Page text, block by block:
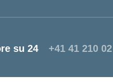
su 24 +41 41 210